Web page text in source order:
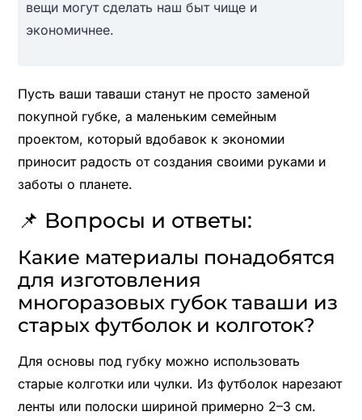
вещи могут сделать наш быт чище и
экономичнее.
Пусть ваши таваши станут не просто заменой
покупной губке, а маленьким семейным
проектом, который вдобавок к экономии
приносит радость от создания своими руками и
заботы о планете.
📌 Вопросы и ответы:
Какие материалы понадобятся
для изготовления
многоразовых губок таваши из
старых футболок и колготок?
Для основы под губку можно использовать
старые колготки или чулки. Из футболок нарезают
ленты или полоски шириной примерно 2–3 см.